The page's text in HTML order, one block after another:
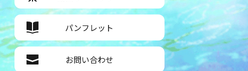
パンフレット
お問い合わせ